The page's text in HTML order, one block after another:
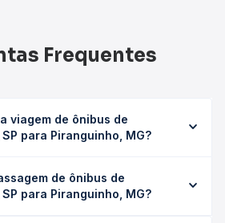
Frequentes
viagem de ônibus de
para Piranguinho, MG?
em média 3h 20min, podendo variar
de serviço (convencional,
de ônibus de
para Piranguinho, MG?